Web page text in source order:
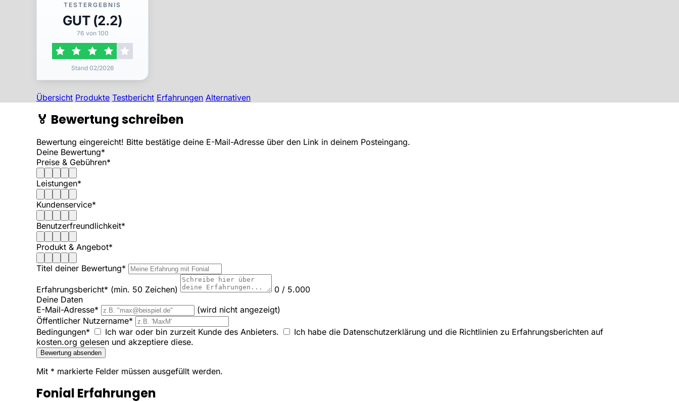
TESTERGEBNIS
GUT (2.2)
76 von 100
Stand 02/2026
Übersicht Produkte Testbericht Erfahrungen Alternativen
🏅 Bewertung schreiben
Bewertung eingereicht! Bitte bestätige deine E-Mail-Adresse über den Link in deinem Posteingang.
Deine Bewertung*
Preise & Gebühren*
Leistungen*
Kundenservice*
Benutzerfreundlichkeit*
Produkt & Angebot*
Titel deiner Bewertung*
Erfahrungsbericht* (min. 50 Zeichen)
0 / 5.000
Deine Daten
E-Mail-Adresse*
(wird nicht angezeigt)
Öffentlicher Nutzername*
Bedingungen*
Ich war oder bin zurzeit Kunde des Anbieters.
Ich habe die Datenschutzerklärung und die Richtlinien zu Erfahrungsberichten auf
kosten.org gelesen und akzeptiere diese.
Bewertung absenden
Mit * markierte Felder müssen ausgefüllt werden.
Fonial Erfahrungen